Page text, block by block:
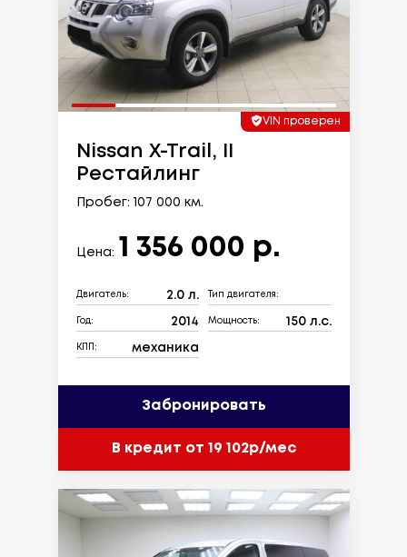
VIN проверен
Nissan X-Trail, II
Рестайлинг
Пробег: 107 000 км.
Цена: 1 356 000 р.
Двигатель: 2.0 л. Тип двигателя:
Год: 2014 Мощность: 150 л.с.
КПП: механика
Забронировать
В кредит от 19 102р/мес